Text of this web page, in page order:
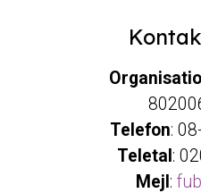
Telefon:
Teletal :
Mejl :